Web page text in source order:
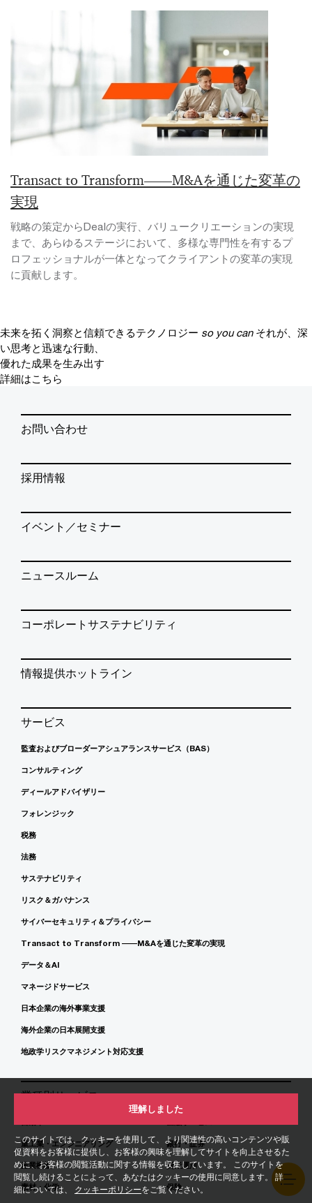
このサイトでは、クッキーを使用して、より関連性の高いコンテンツや販
促資料をお客様に提供し、お客様の興味を理解してサイトを向上させるた
めに、お客様の閲覧活動に関する情報を収集しています。 このサイトを
閲覧し続けることによって、あなたはクッキーの使用に同意します。 詳
細については、 クッキーポリシーをご覧ください。
理解しました
Transact to Transform――M&Aを通じた変革の
実現
戦略の策定からDealの実行、バリュークリエーションの実現
まで、あらゆるステージにおいて、多様な専門性を有するプ
ロフェッショナルが一体となってクライアントの変革の実現
に貢献します。
未来を拓く洞察と信頼できるテクノロジー so you can それが、深
い思考と迅速な行動、
優れた成果を生み出す
詳細はこちら
お問い合わせ
採用情報
イベント／セミナー
ニュースルーム
コーポレートサステナビリティ
情報提供ホットライン
サービス
監査およびブローダーアシュアランスサービス（BAS）
コンサルティング
ディールアドバイザリー
フォレンジック
税務
法務
サステナビリティ
リスク＆ガバナンス
サイバーセキュリティ＆プライバシー
Transact to Transform ――M&Aを通じた変革の実現
データ＆AI
マネージドサービス
日本企業の海外事業支援
海外企業の日本展開支援
地政学リスクマネジメント対応支援
業種別サービス
重工業・エンジニアリング
産業機械
素材・化学
銀行・証券
資産運用
保険